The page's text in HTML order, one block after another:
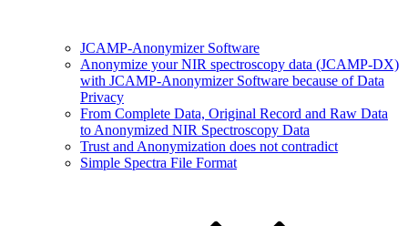
JCAMP-Anonymizer Software
Anonymize your NIR spectroscopy data (JCAMP-DX)
with JCAMP-Anonymizer Software because of Data
Privacy
From Complete Data, Original Record and Raw Data
to Anonymized NIR Spectroscopy Data
Trust and Anonymization does not contradict
Simple Spectra File Format